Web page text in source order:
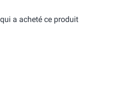
a acheté ce produit